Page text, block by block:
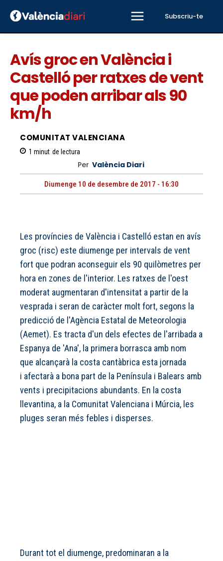
Subscriu-te
Avís groc en València i
Castelló per ratxes de vent
que poden arribar als 90
km/h
COMUNITAT VALENCIANA
1 minut de lectura
Per València Diari
Diumenge 10 de desembre de 2017 - 16:30
Les províncies de València i Castelló estan en avís
groc (risc) este diumenge per intervals de vent
fort que podran aconseguir els 90 quilòmetres per
hora en zones de l'interior. Les ratxes de l'oest
moderat augmentaran d'intensitat a partir de la
vesprada i seran de caràcter molt fort, segons la
predicció de l'Agència Estatal de Meteorologia
(Aemet). Es tracta d'un dels efectes de l'arribada a
Espanya de 'Ana', la primera borrasca amb nom
que alcançarà la costa cantàbrica esta jornada
i afectarà a bona part de la Península i Balears amb
vents i precipitacions abundants. En la costa
llevantina, a la Comunitat Valenciana i Múrcia, les
pluges seran més febles i disperses.
Durant tot el diumenge, predominaran a la